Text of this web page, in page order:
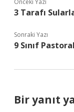
Önceki Yazı
3 Tarafı
Sonraki Yazı
9 Sınıf
Bir yanıt